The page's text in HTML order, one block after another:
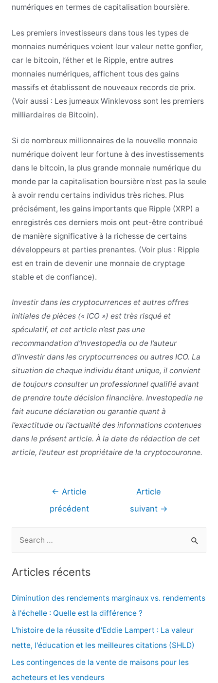
numériques en termes de capitalisation boursière.
Les premiers investisseurs dans tous les types de
monnaies numériques voient leur valeur nette gonfler,
car le bitcoin, l’éther et le Ripple, entre autres
monnaies numériques, affichent tous des gains
massifs et établissent de nouveaux records de prix.
(Voir aussi : Les jumeaux Winklevoss sont les premiers
milliardaires de Bitcoin).
Si de nombreux millionnaires de la nouvelle monnaie
numérique doivent leur fortune à des investissements
dans le bitcoin, la plus grande monnaie numérique du
monde par la capitalisation boursière n’est pas la seule
à avoir rendu certains individus très riches. Plus
précisément, les gains importants que Ripple (XRP) a
enregistrés ces derniers mois ont peut-être contribué
de manière significative à la richesse de certains
développeurs et parties prenantes. (Voir plus : Ripple
est en train de devenir une monnaie de cryptage
stable et de confiance).
Investir dans les cryptocurrences et autres offres
initiales de pièces (« ICO ») est très risqué et
spéculatif, et cet article n’est pas une
recommandation d’Investopedia ou de l’auteur
d’investir dans les cryptocurrences ou autres ICO. La
situation de chaque individu étant unique, il convient
de toujours consulter un professionnel qualifié avant
de prendre toute décision financière. Investopedia ne
fait aucune déclaration ou garantie quant à
l’exactitude ou l’actualité des informations contenues
dans le présent article. À la date de rédaction de cet
article, l’auteur est propriétaire de la cryptocouronne.
Navigation
l’article
← Article
précédent
Article
suivant →
e
r
c
Articles récents
Diminution des rendements marginaux vs. rendements
à l'échelle : Quelle est la différence ?
L'histoire de la réussite d'Eddie Lampert : La valeur
nette, l'éducation et les meilleures citations (SHLD)
Les contingences de la vente de maisons pour les
acheteurs et les vendeurs